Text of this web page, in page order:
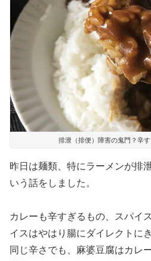
排泄（排便）障害の鬼門？辛す
昨日は麺類、特にラーメンが排
いう話をしました。
カレーも辛すぎるもの、スパイ
イスはやはり腸にダイレクトに
同じ辛さでも、麻婆豆腐はカレ